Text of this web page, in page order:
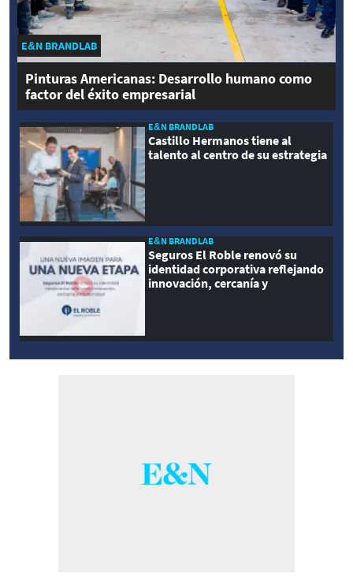
E&N BRANDLAB
Pinturas Americanas: Desarrollo humano como
factor del éxito empresarial
E&N BRANDLAB
Castillo Hermanos tiene al
talento al centro de su estrategia
E&N BRANDLAB
Seguros El Roble renovó su
identidad corporativa reflejando
innovación, cercanía y